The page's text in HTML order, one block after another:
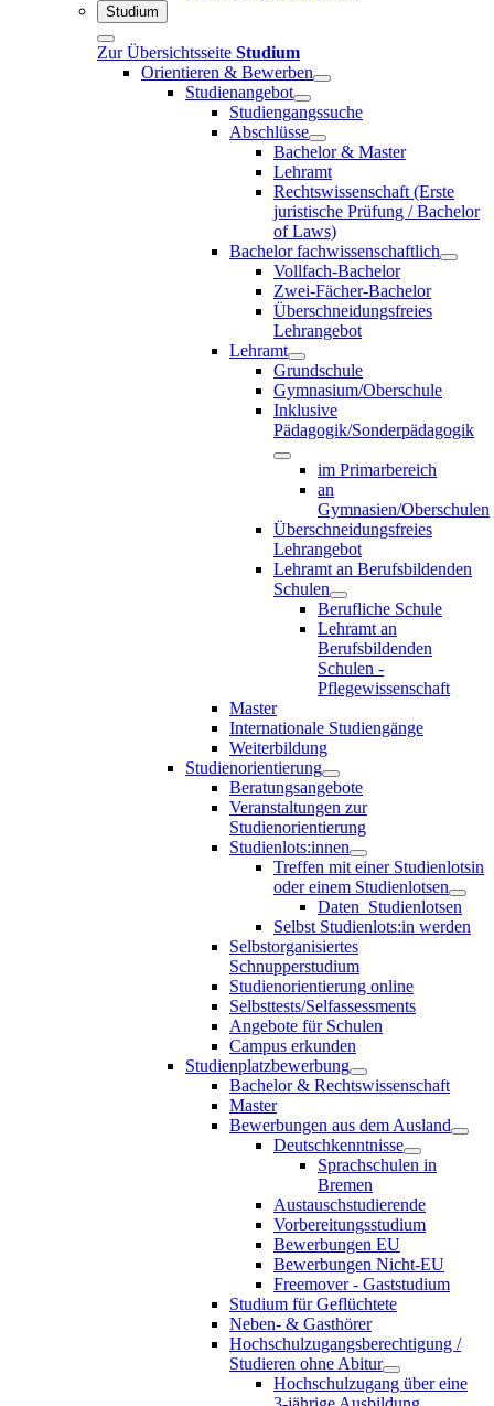
Studium
Zur Übersichtsseite Studium
Orientieren & Bewerben
Studienangebot
Studiengangssuche
Abschlüsse
Bachelor & Master
Lehramt
Rechtswissenschaft (Erste
juristische Prüfung / Bachelor
of Laws)
Bachelor fachwissenschaftlich
Vollfach-Bachelor
Zwei-Fächer-Bachelor
Überschneidungsfreies
Lehrangebot
Lehramt
Grundschule
Gymnasium/Oberschule
Inklusive
Pädagogik/Sonderpädagogik
im Primarbereich
an
Gymnasien/Oberschulen
Überschneidungsfreies
Lehrangebot
Lehramt an Berufsbildenden
Schulen
Berufliche Schule
Lehramt an
Berufsbildenden
Schulen -
Pflegewissenschaft
Master
Internationale Studiengänge
Weiterbildung
Studienorientierung
Beratungsangebote
Veranstaltungen zur
Studienorientierung
Studienlots:innen
Treffen mit einer Studienlotsin
oder einem Studienlotsen
Daten_Studienlotsen
Selbst Studienlots:in werden
Selbstorganisiertes
Schnupperstudium
Studienorientierung online
Selbsttests/Selfassessments
Angebote für Schulen
Campus erkunden
Studienplatzbewerbung
Bachelor & Rechtswissenschaft
Master
Bewerbungen aus dem Ausland
Deutschkenntnisse
Sprachschulen in
Bremen
Austauschstudierende
Vorbereitungsstudium
Bewerbungen EU
Bewerbungen Nicht-EU
Freemover - Gaststudium
Studium für Geflüchtete
Neben- & Gasthörer
Hochschulzugangsberechtigung /
Studieren ohne Abitur
Hochschulzugang über eine